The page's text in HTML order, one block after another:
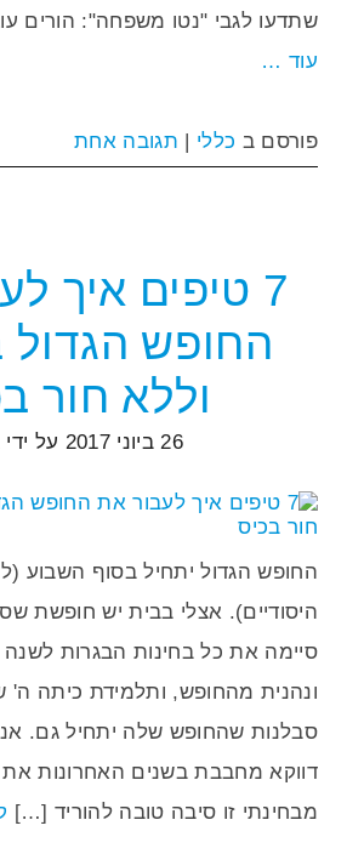
שתדעו לגבי "נטו משפחה": הורים
עוד …
פורסם ב כללי | תגובה אחת
7 טיפים איך
החופש הגדול
וללא חור
26 ביוני 2017 על ידי
החופש הגדול יתחיל בסוף השבוע
היסודיים). אצלי בבית יש חופשת
סיימה את כל בחינות הבגרות לשנה
ונהנית מהחופש, ותלמידת כיתה
סבלנות שהחופש שלה יתחיל גם.
דווקא מחבבת בשנים האחרונות
מבחינתי זו סיבה טובה להוריד […]